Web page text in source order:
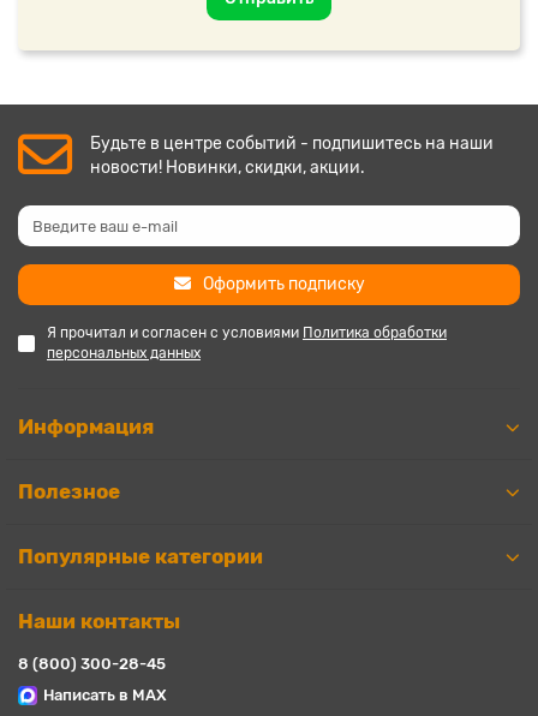
Будьте в центре событий - подпишитесь на наши
новости! Новинки, скидки, акции.
Оформить подписку
Я прочитал и согласен с условиями Политика обработки
персональных данных
Информация
Полезное
Популярные категории
Наши контакты
8 (800) 300-28-45
Написать в MAX